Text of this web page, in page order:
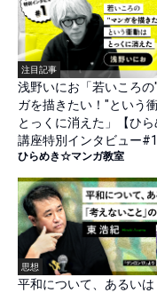
注目記事
浅野いにお「若いころの
ガを描きたい！"という
とっくに消えた」【ひ
講座特別インタビュー
篇）】
ひらめき☆マンガ教室
思想
平和について、あるいは